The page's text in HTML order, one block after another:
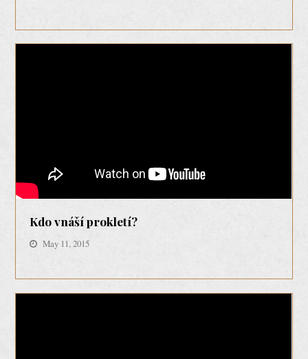
Kdo vnáší prokletí?
May 11, 2015